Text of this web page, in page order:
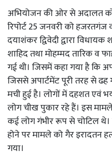
अभियोजन की ओर से अदालत
रिपोर्ट 25 जनवरी को हजरतगंज
दयाशंकर द्विवेदी द्वारा
शाहिद तथा मोहम्मद तारिक व
गई थी। जिसमें कहा गया है कि
जिससे अपार्टमेंट पूरी तरह से
मची हुई है। लोगों में दहशत एवं
लोग चीख पुकार रहे हैं। इस
कई लोग गंभीर रूप से चोटिल थे।
होने पर मामले को गैर इरादतन
गया।